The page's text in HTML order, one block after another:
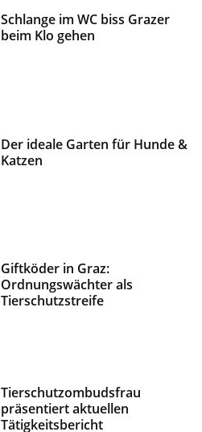
Schlange im WC biss Grazer
beim Klo gehen
Der ideale Garten für Hunde &
Katzen
Giftköder in Graz:
Ordnungswächter als
Tierschutzstreife
Tierschutzombudsfrau
präsentiert aktuellen
Tätigkeitsbericht